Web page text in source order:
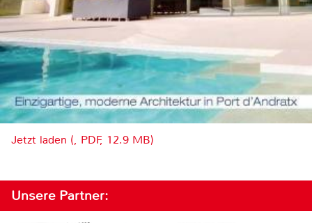
Jetzt laden (, PDF, 12.9 MB)
Unsere Partner: